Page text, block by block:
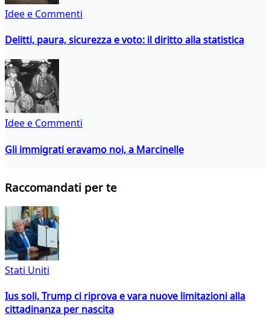
Idee e Commenti
Delitti, paura, sicurezza e voto: il diritto alla statistica
Idee e Commenti
Gli immigrati eravamo noi, a Marcinelle
Raccomandati per te
Stati Uniti
Ius soli, Trump ci riprova e vara nuove limitazioni alla
cittadinanza per nascita